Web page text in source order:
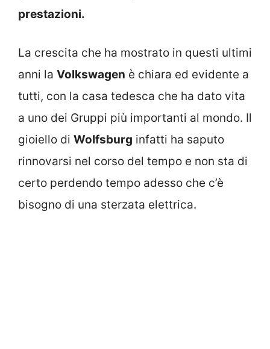
prestazioni.
La crescita che ha mostrato in questi ultimi
anni la Volkswagen è chiara ed evidente a
tutti, con la casa tedesca che ha dato vita
a uno dei Gruppi più importanti al mondo. Il
gioiello di Wolfsburg infatti ha saputo
rinnovarsi nel corso del tempo e non sta di
certo perdendo tempo adesso che c’è
bisogno di una sterzata elettrica.